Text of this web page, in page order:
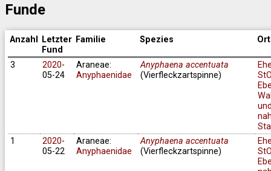
Funde
Anzahl
Letzter
Fund
Familie Spezies Ort
3 2020-
05-24
Araneae:
Anyphaenidae
Anyphaena accentuata
(Vierfleckzartspinne)
1
2020-
05-22
Araneae:
Anyphaenidae
Anyphaena accentuata
(Vierfleckzartspinne)